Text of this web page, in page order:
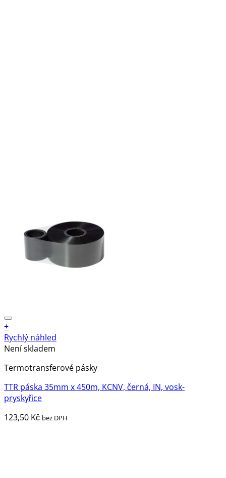
+
Rychlý náhled
Není skladem
Termotransferové pásky
TTR páska 35mm x 450m, KCNV, černá, IN, vosk-
pryskyřice
123,50 Kč bez DPH